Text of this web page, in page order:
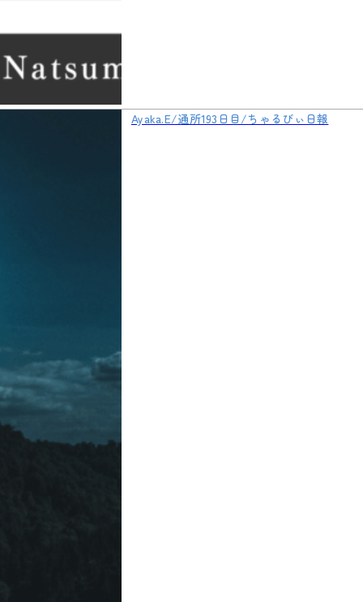
Ayaka.E/通所193日目/ちゃるびぃ日報